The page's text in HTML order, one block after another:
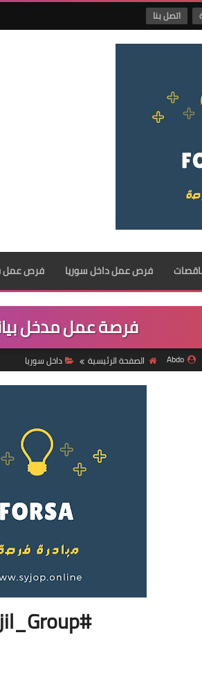
اتصل بنا
فرص عمل داخل سوريا فرص عمل
فرصة عمل مدخل
Abdo الصفحة الرئيسية داخل سوريا
#Bajil_Group